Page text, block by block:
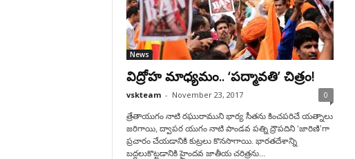
News
విద్రోహ మాధ్యమం.. ‘పద్మావతి’ చిత్రం!
vskteam - November 23, 2017 0
త్రేతాయుగం నాటి రఘురాముని భార్య సీతను కించపరిచే యత్నాలు
జరిగాయి, ద్వాపర యుగం నాటి పాండవ పత్ని ద్రౌపదిని ‘జారిణి’గా
ప్రచారం చేయడానికి కుట్రలు కొనసాగాయి. భారతదేశాన్ని
బద్దలుకొట్టడానికి హైందవ జాతీయ చరిత్రను...